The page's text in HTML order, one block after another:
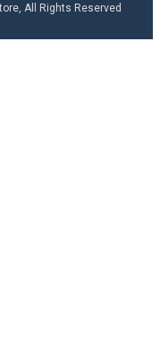
All Rights Reserved